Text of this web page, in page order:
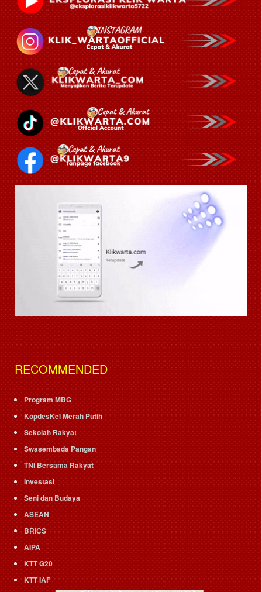
RECOMMENDED
Program MBG
KopdesKel Merah Putih
Sekolah Rakyat
Swasembada Pangan
TNI Bersama Rakyat
Investasi
Seni dan Budaya
ASEAN
BRICS
AIPA
KTT G20
KTT IAF